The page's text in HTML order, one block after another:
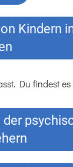
Kindern
Du findest